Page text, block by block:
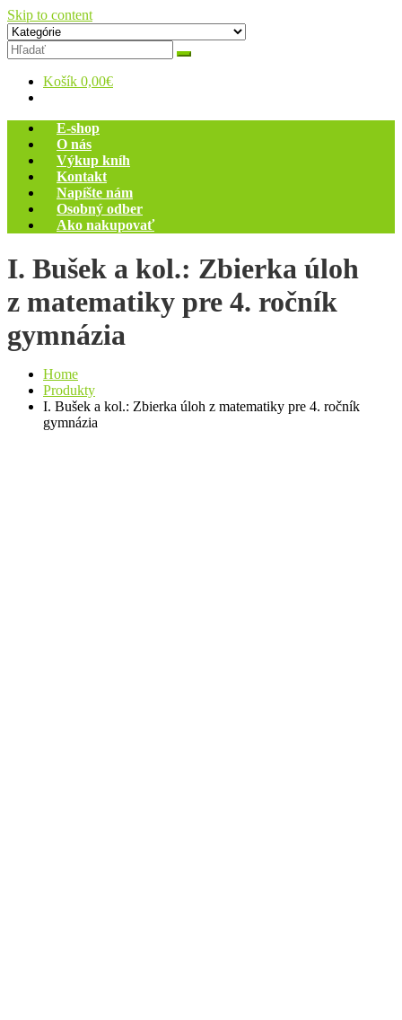
Skip to content
Zelený dom
Antikvariát
Košík 0,00€
E-shop
O nás
Výkup kníh
Kontakt
Napíšte nám
Osobný odber
Ako nakupovať
I. Bušek a kol.: Zbierka úloh
z matematiky pre 4. ročník
gymnázia
Home
Produkty
I. Bušek a kol.: Zbierka úloh z matematiky pre 4. ročník
gymnázia